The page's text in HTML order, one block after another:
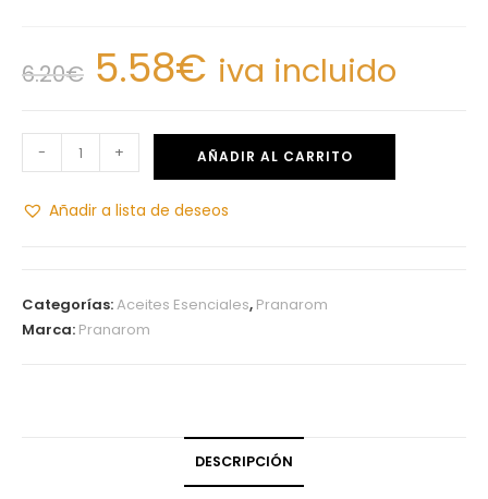
6.20€ 5.58€ iva incluido
- + AÑADIR AL CARRITO
Añadir a lista de deseos
Categorías:Aceites Esenciales, Pranarom
Marca: Pranarom
DESCRIPCIÓN